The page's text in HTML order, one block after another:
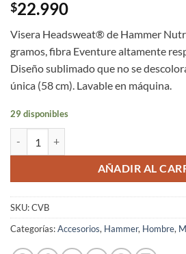
$22.990
Visera Headsweat® de Hammer
gramos, fibra Eventure altamente
Diseño sublimado que no se
única (58 cm). Lavable en máquina.
29 disponibles
AÑADIR AL
SKU:CVB
Categorías:Accesorios, Hammer, Hombre,